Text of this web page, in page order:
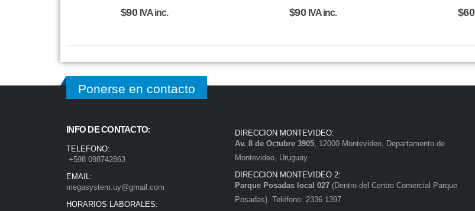
$90 IVA inc. $90 IVA inc. $60
Ponerse en contacto
INFO DE CONTACTO:
TELEFONO:
+598 098742863
EMAIL:
megasystem.uy@gmail.com
HORARIOS LABORALES:
DIRECCION MONTEVIDEO:
Av. 8 de Octubre 3905 , 12000 Montevideo, Departamento de
Montevideo, Uruguay
DIRECCION MONTEVIDEO 2:
Parque Posadas local 027 (Dentro del Centro Comercial Parque
Posadas). Teléfono: 2336 1397